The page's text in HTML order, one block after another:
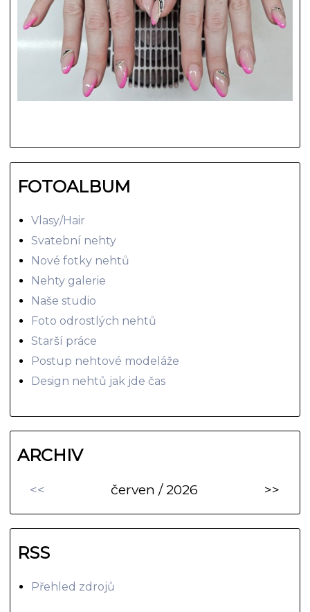
FOTOALBUM
Vlasy/Hair
Svatební nehty
Nové fotky nehtů
Nehty galerie
Naše studio
Foto odrostlých nehtů
Starší práce
Postup nehtové modeláže
Design nehtů jak jde čas
ARCHIV
<< červen / 2026 >>
RSS
Přehled zdrojů